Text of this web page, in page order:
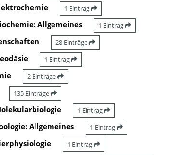
1 Eintrag
Allgemeines 1 Eintrag
28 Einträge
1 Eintrag
2 Einträge
135 Einträge
1 Eintrag
Allgemeines 1 Eintrag
1 Eintrag